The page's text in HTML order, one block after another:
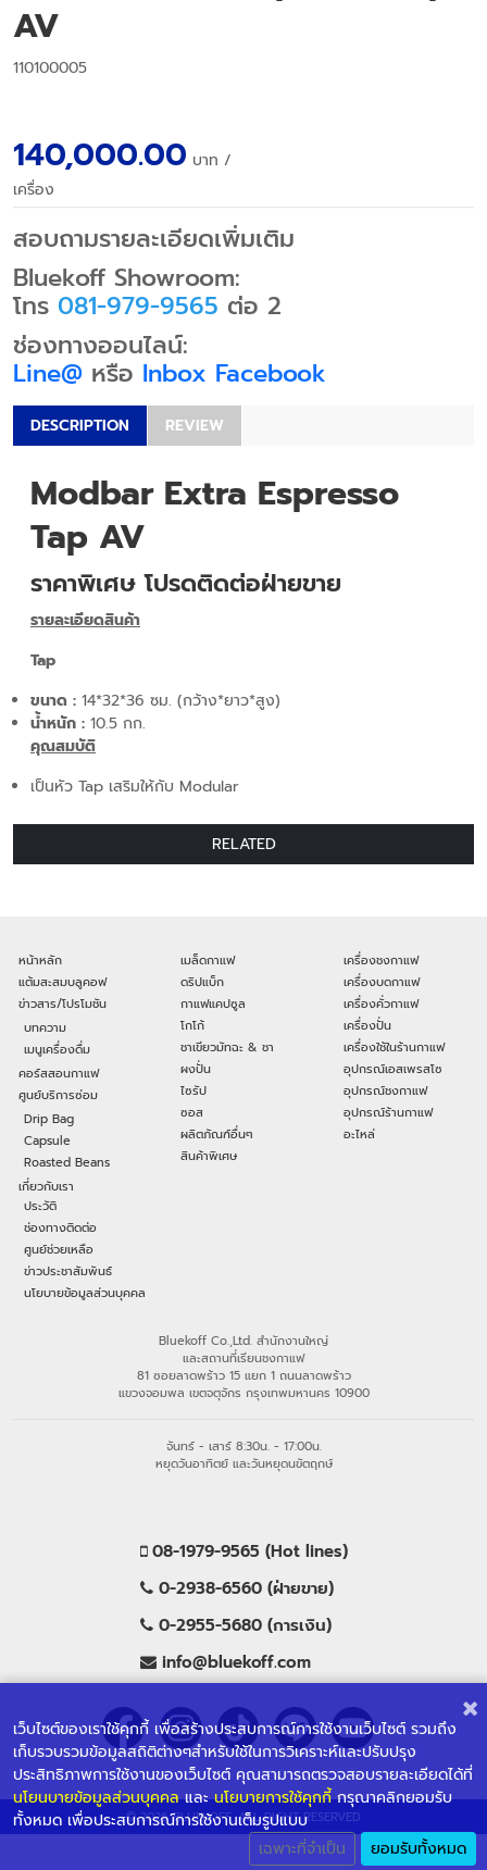
เว็บไซต์ของเราใช้คุกกี้ เพื่อสร้างประสบการณ์การใช้งานเว็บไซต์ รวมถึง
เก็บรวบรวมข้อมูลสถิติต่างๆสำหรับใช้ในการวิเคราะห์และปรับปรุง
ประสิทธิภาพการใช้งานของเว็บไซต์ คุณสามารถตรวจสอบรายละเอียดได้ที่
นโยนบายข้อมูลส่วนบุคคลและนโยบายการใช้คุกกี้กรุณาคลิกยอมรับ
ทั้งหมด เพื่อประสบการณ์การใช้งานเต็มรูปแบบ
เฉพาะที่จำเป็น
ยอมรับทั้งหมด
AV
110100005
140,000.00 บาท /
เครื่อง
สอบถามรายละเอียดเพิ่มเติม
Bluekoff Showroom:
โทร 081-979-9565 ต่อ 2
ช่องทางออนไลน์:
Line@ หรือ Inbox Facebook
DESCRIPTION REVIEW
Modbar Extra Espresso
Tap AV
ราคาพิเศษ โปรดติดต่อฝ่ายขาย
รายละเอียดสินค้า
Tap
ขนาด : 14*32*36 ซม. (กว้าง*ยาว*สูง)
น้ำหนัก : 10.5 กก.
คุณสมบัติ
เป็นหัว Tap เสริมให้กับ Modular
RELATED
หน้าหลัก
แต้มสะสมบลูคอฟ
ข่าวสาร/โปรโมชัน
บทความ
เมนูเครื่องดื่ม
คอร์สสอนกาแฟ
ศูนย์บริการซ่อม
Drip Bag
Capsule
Roasted Beans
เกี่ยวกับเรา
ประวัติ
ช่องทางติดต่อ
ศูนย์ช่วยเหลือ
ข่าวประชาสัมพันธ์
นโยบายข้อมูลส่วนบุคคล
เมล็ดกาแฟ
ดริปแบ็ก
กาแฟแคปซูล
โกโก้
ชาเขียวมัทฉะ & ชา
ผงปั่น
ไซรัป
ซอส
ผลิตภัณฑ์อื่นๆ
สินค้าพิเศษ
เครื่องชงกาแฟ
เครื่องบดกาแฟ
เครื่องคั่วกาแฟ
เครื่องปั่น
เครื่องใช้ในร้านกาแฟ
อุปกรณ์เอสเพรสโซ
อุปกรณ์ชงกาแฟ
อุปกรณ์ร้านกาแฟ
อะไหล่
Bluekoff Co.,Ltd. สำนักงานใหญ่
และสถานที่เรียนชงกาแฟ
81 ซอยลาดพร้าว 15 แยก 1 ถนนลาดพร้าว
แขวงจอมพล เขตจตุจักร กรุงเทพมหานคร 10900
จันทร์ - เสาร์ 8:30น. - 17:00น.
หยุดวันอาทิตย์ และวันหยุดนขัตฤกษ์
08-1979-9565 (Hot lines)
0-2938-6560 (ฝ่ายขาย)
0-2955-5680 (การเงิน)
info@bluekoff.com
© 2026 BLUEKOFF, ALL RIGHT RESERVED